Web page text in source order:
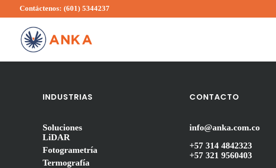
Contáctenos: (601) 5344237
INDUSTRIAS
Soluciones
LiDAR
Fotogrametría
Termografía
CONTACTO
info@anka.com.co
+57 314 4842323
+57 321 9560403